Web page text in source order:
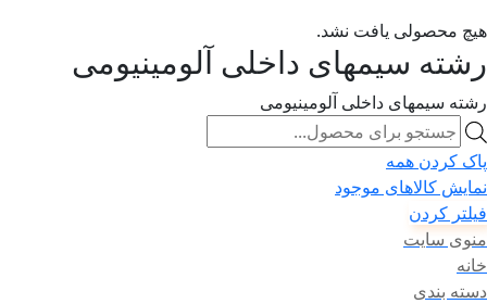
هیچ محصولی یافت نشد.
رشته سیمهای داخلی آلومینیومی
رشته سیمهای داخلی آلومینیومی
Products
search
پاک کردن همه
نمایش کالاهای موجود
فیلتر کردن
منوی سایت
خانه
دسته بندی